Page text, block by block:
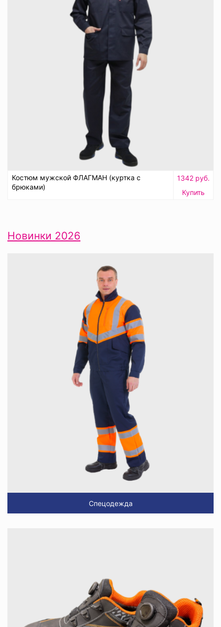
Костюм мужской ФЛАГМАН (куртка с
брюками)
1342 руб.
Купить
Новинки 2026
Спецодежда